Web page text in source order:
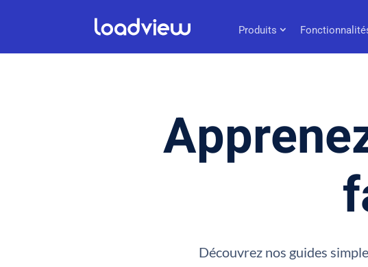
Produits
Découvrez nos guides